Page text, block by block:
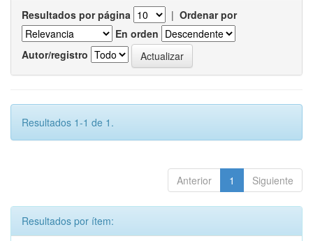
Resultados por página | Ordenar por
En orden
Autor/registro
Resultados 1-1 de 1.
Anterior 1 Siguiente
Resultados por ítem: